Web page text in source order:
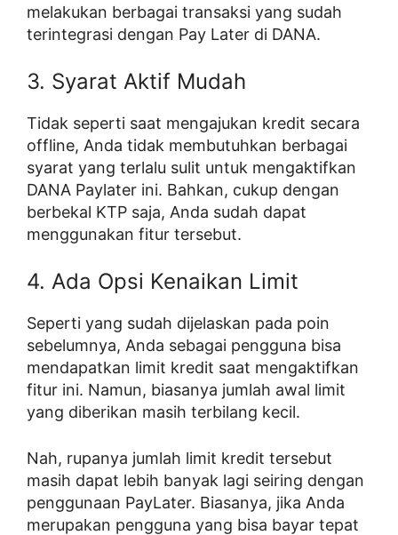
melakukan berbagai transaksi yang sudah
terintegrasi dengan Pay Later di DANA.
3. Syarat Aktif Mudah
Tidak seperti saat mengajukan kredit secara
offline, Anda tidak membutuhkan berbagai
syarat yang terlalu sulit untuk mengaktifkan
DANA Paylater ini. Bahkan, cukup dengan
berbekal KTP saja, Anda sudah dapat
menggunakan fitur tersebut.
4. Ada Opsi Kenaikan Limit
Seperti yang sudah dijelaskan pada poin
sebelumnya, Anda sebagai pengguna bisa
mendapatkan limit kredit saat mengaktifkan
fitur ini. Namun, biasanya jumlah awal limit
yang diberikan masih terbilang kecil.
Nah, rupanya jumlah limit kredit tersebut
masih dapat lebih banyak lagi seiring dengan
penggunaan PayLater. Biasanya, jika Anda
merupakan pengguna yang bisa bayar tepat